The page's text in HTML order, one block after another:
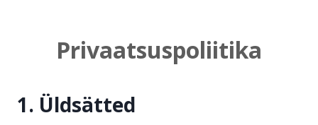
Privaatsuspoliitika
1. Üldsätted